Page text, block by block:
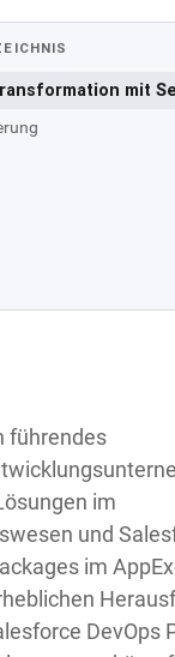
mit
Serpent
führendes
im
und
im
DevOps